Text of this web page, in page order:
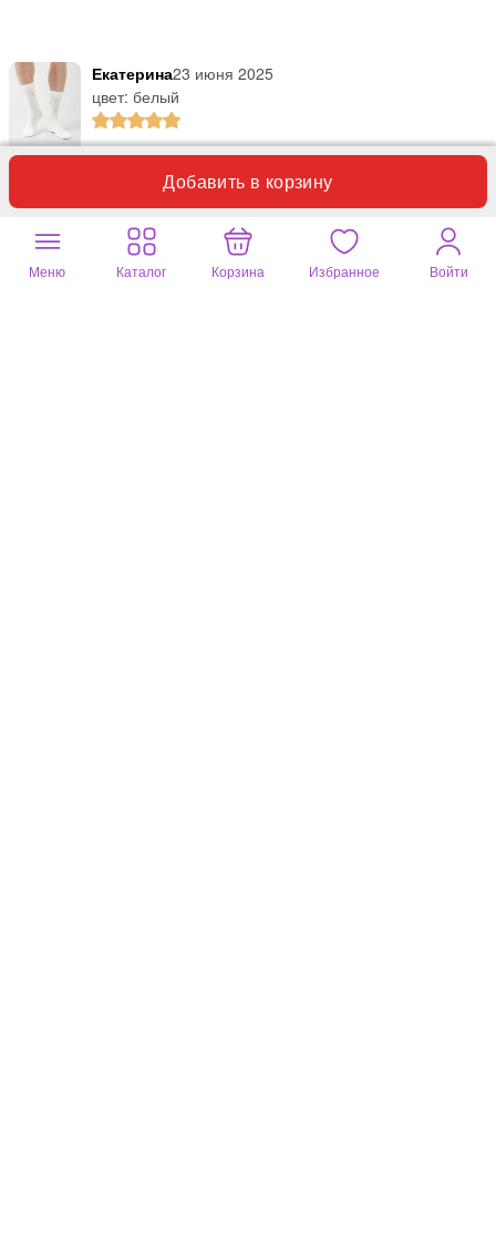
Добавить в корзину
Екатерина23 июня 2025
цвет: белый
Не первый раз покупаю носки этой фирмы.
Хорошие. Не вытягиваются при стирке. На ноге плотно сидят.
Купила белые подростку для занятий физкультурой.
Меню Каталог Корзина Избранное Войти